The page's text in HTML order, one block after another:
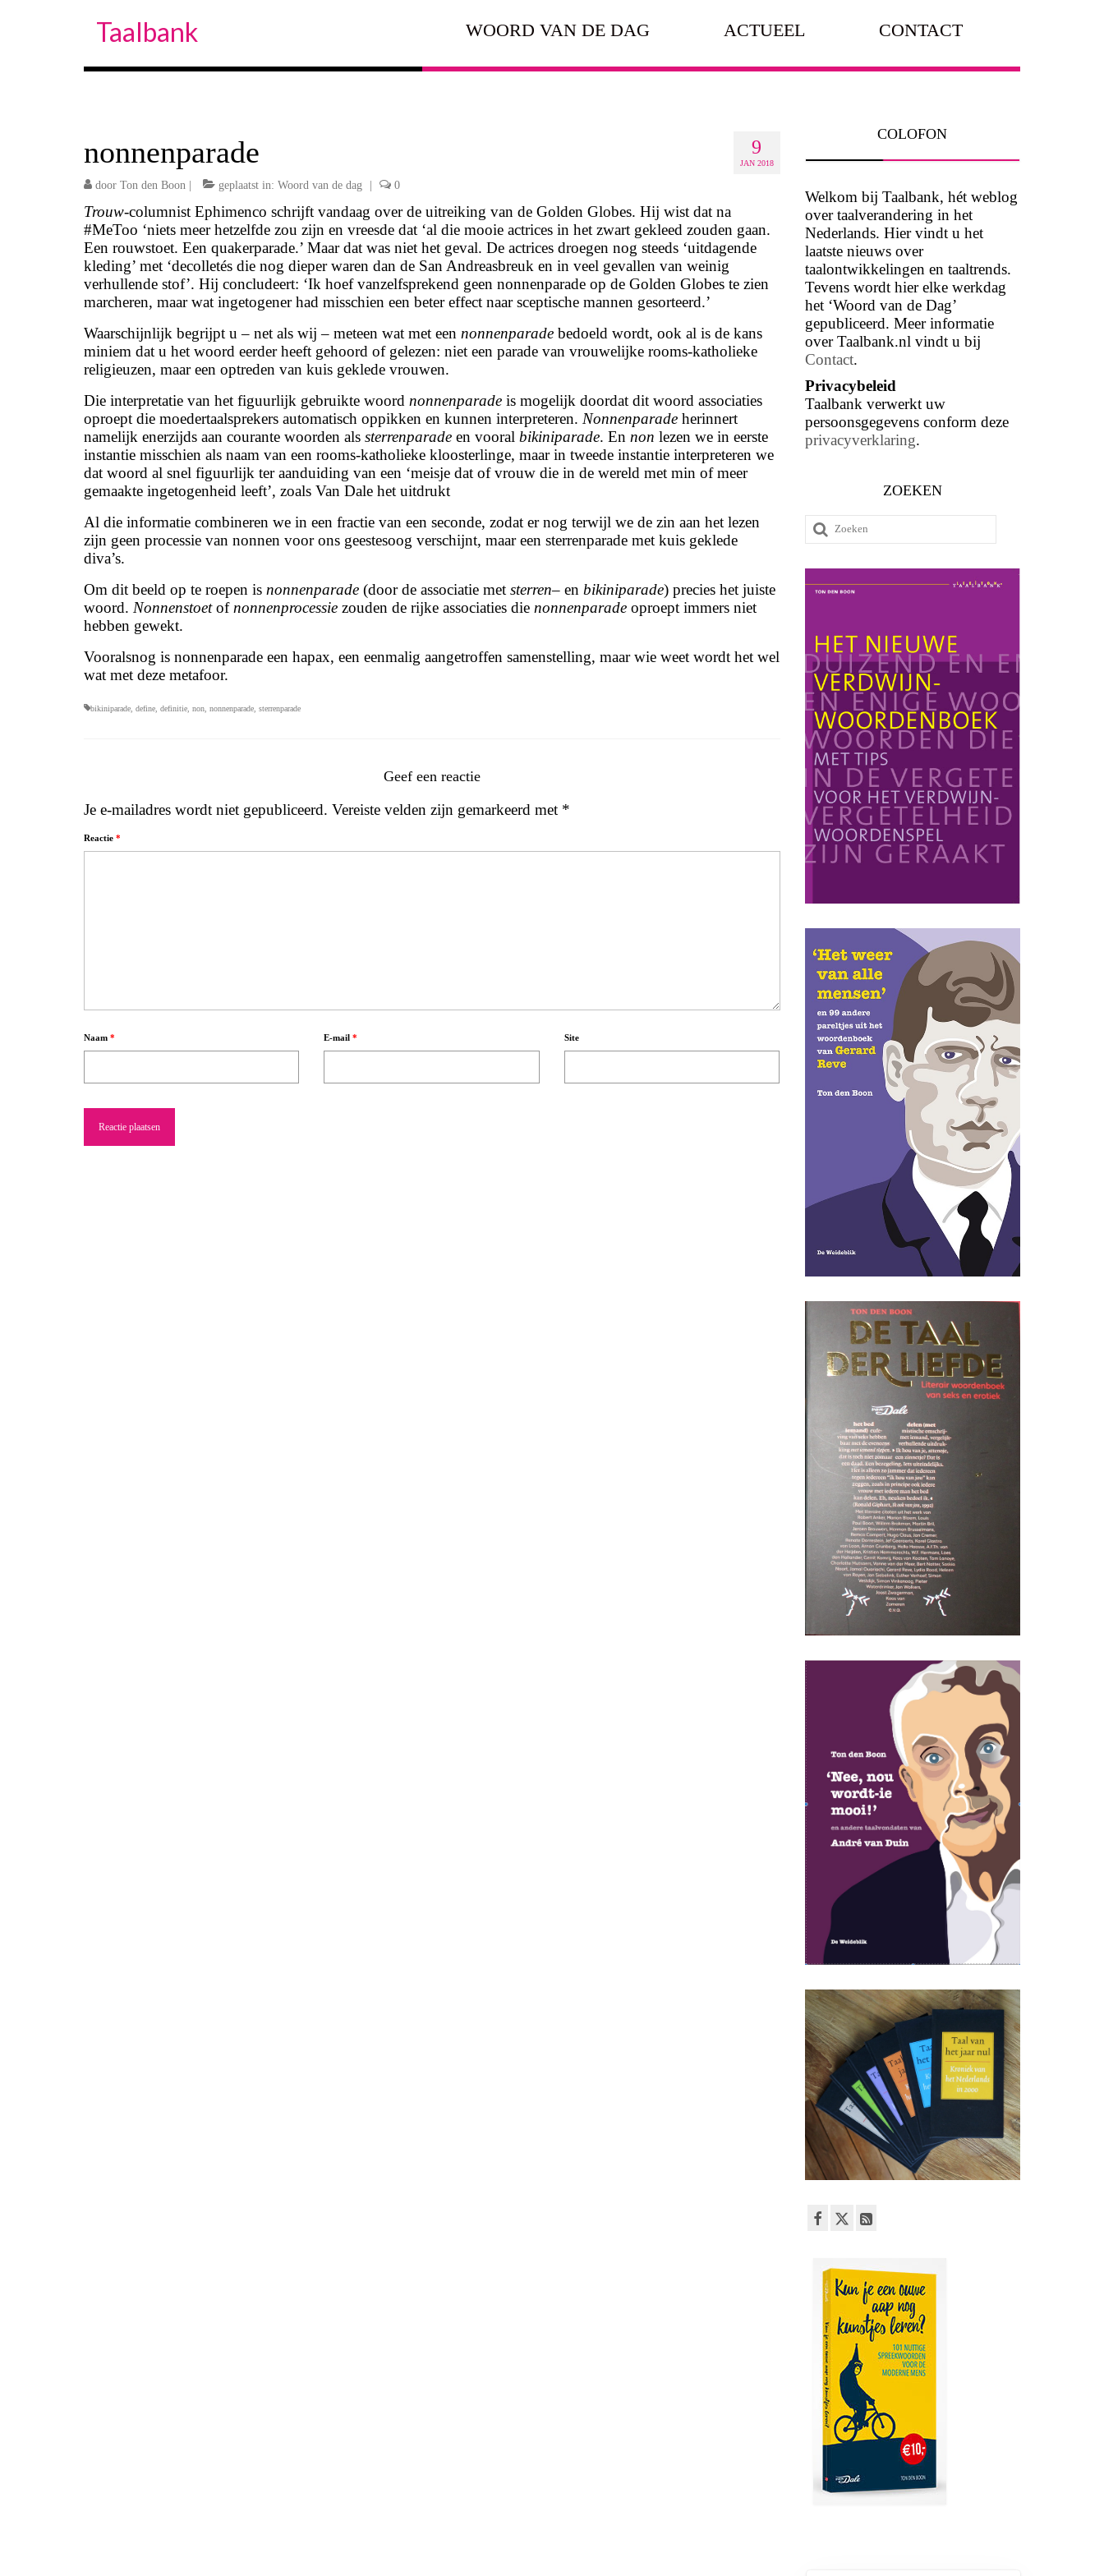
Taalbank WOORD VAN DE DAG ACTUEEL CONTACT
9
JAN 2018
nonnenparade
door Ton den Boon geplaatst in: Woord van de dag 0
Trouw-columnist Ephimenco schrijft vandaag over de uitreiking van de Golden Globes. Hij wist dat na
#MeToo ‘niets meer hetzelfde zou zijn en vreesde dat ‘al die mooie actrices in het zwart gekleed zouden gaan.
Een rouwstoet. Een quakerparade.’ Maar dat was niet het geval. De actrices droegen nog steeds ‘uitdagende
kleding’ met ‘decolletés die nog dieper waren dan de San Andreasbreuk en in veel gevallen van weinig
verhullende stof’. Hij concludeert: ‘Ik hoef vanzelfsprekend geen nonnenparade op de Golden Globes te zien
marcheren, maar wat ingetogener had misschien een beter effect naar sceptische mannen gesorteerd.’
Waarschijnlijk begrijpt u – net als wij – meteen wat met een nonnenparade bedoeld wordt, ook al is de kans
miniem dat u het woord eerder heeft gehoord of gelezen: niet een parade van vrouwelijke rooms-katholieke
religieuzen, maar een optreden van kuis geklede vrouwen.
Die interpretatie van het figuurlijk gebruikte woord nonnenparade is mogelijk doordat dit woord associaties
oproept die moedertaalsprekers automatisch oppikken en kunnen interpreteren. Nonnenparade herinnert
namelijk enerzijds aan courante woorden als sterrenparade en vooral bikiniparade. En non lezen we in eerste
instantie misschien als naam van een rooms-katholieke kloosterlinge, maar in tweede instantie interpreteren we
dat woord al snel figuurlijk ter aanduiding van een ‘meisje dat of vrouw die in de wereld met min of meer
gemaakte ingetogenheid leeft’, zoals Van Dale het uitdrukt
Al die informatie combineren we in een fractie van een seconde, zodat er nog terwijl we de zin aan het lezen
zijn geen processie van nonnen voor ons geestesoog verschijnt, maar een sterrenparade met kuis geklede
diva’s.
Om dit beeld op te roepen is nonnenparade (door de associatie met sterren– en bikiniparade) precies het juiste
woord. Nonnenstoetof nonnenprocessie zouden de rijke associaties die nonnenparade oproept immers niet
hebben gewekt.
Vooralsnog is nonnenparade een hapax, een eenmalig aangetroffen samenstelling, maar wie weet wordt het wel
wat met deze metafoor.
bikiniparade define definitie non nonnenparade sterrenparade
Geef een reactie
Je e-mailadres wordt niet gepubliceerd. Vereiste velden zijn gemarkeerd met *
Reactie *
Naam * E-mail* Site
COLOFON
Welkom bij Taalbank, hét weblog
over taalverandering in het
Nederlands. Hier vindt u het
laatste nieuws over
taalontwikkelingen en taaltrends.
Tevens wordt hier elke werkdag
het ‘Woord van de Dag’
gepubliceerd. Meer informatie
over Taalbank.nl vindt u bij
Contact.
Privacybeleid
Taalbank verwerkt uw
persoonsgegevens conform deze
privacyverklaring.
ZOEKEN
Zoeken
naar: